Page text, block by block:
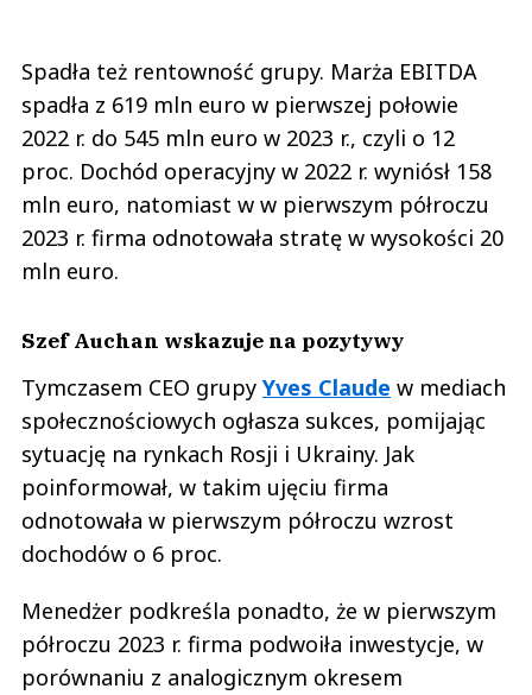
Spadła też rentowność grupy. Marża EBITDA
spadła z 619 mln euro w pierwszej połowie
2022 r. do 545 mln euro w 2023 r., czyli o 12
proc. Dochód operacyjny w 2022 r. wyniósł 158
mln euro, natomiast w w pierwszym półroczu
2023 r. firma odnotowała stratę w wysokości 20
mln euro.
Szef Auchan wskazuje na pozytywy
Tymczasem CEO grupy Yves Claude w mediach
społecznościowych ogłasza sukces, pomijając
sytuację na rynkach Rosji i Ukrainy. Jak
poinformował, w takim ujęciu firma
odnotowała w pierwszym półroczu wzrost
dochodów o 6 proc.
Menedżer podkreśla ponadto, że w pierwszym
półroczu 2023 r. firma podwoiła inwestycje, w
porównaniu z analogicznym okresem